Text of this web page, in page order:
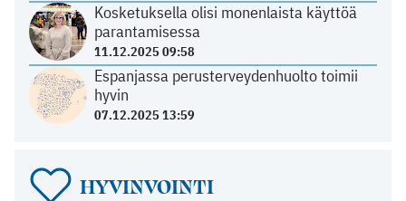
Kosketuksella olisi monenlaista käyttöä
parantamisessa
11.12.2025 09:58
Espanjassa perusterveydenhuolto toimii
hyvin
07.12.2025 13:59
HYVINVOINTI